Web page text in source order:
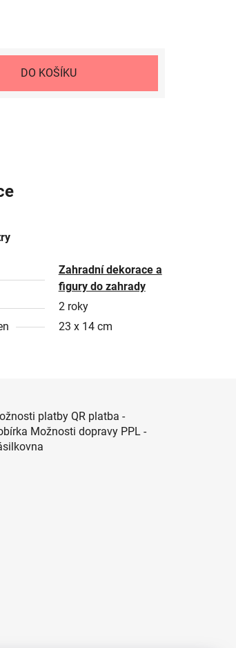
DO KOŠÍKU
Zahradní dekorace a
figury do zahrady
2 roky
23 x 14 cm
platby QR platba -
Možnosti dopravy PPL -